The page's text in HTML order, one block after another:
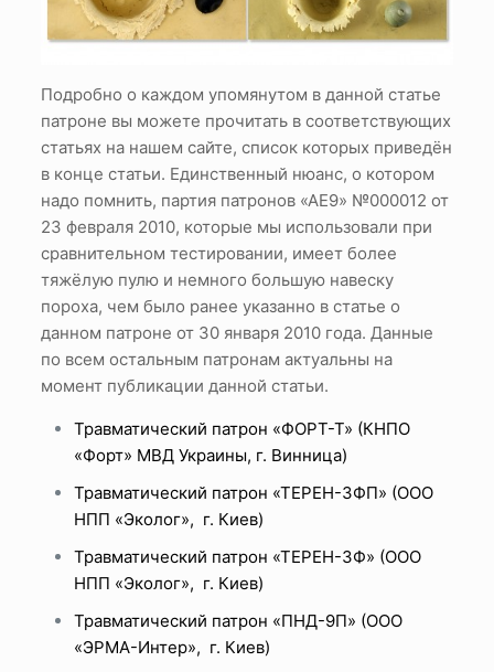
Подробно о каждом упомянутом в данной статье
патроне вы можете прочитать в соответствующих
статьях на нашем сайте, список которых приведён
в конце статьи. Единственный нюанс, о котором
надо помнить, партия патронов «АЕ9» №000012 от
23 февраля 2010, которые мы использовали при
сравнительном тестировании, имеет более
тяжёлую пулю и немного большую навеску
пороха, чем было ранее указанно в статье о
данном патроне от 30 января 2010 года. Данные
по всем остальным патронам актуальны на
момент публикации данной статьи.
Травматический патрон «ФОРТ-Т» (КНПО
«Форт» МВД Украины, г. Винница)
Травматический патрон «ТЕРЕН-3ФП» (ООО
НПП «Эколог», г. Киев)
Травматический патрон «ТЕРЕН-3Ф» (ООО
НПП «Эколог», г. Киев)
Травматический патрон «ПНД-9П» (ООО
«ЭРМА-Интер», г. Киев)